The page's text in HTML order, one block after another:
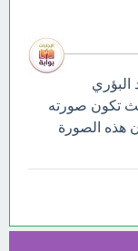
تكون صورته
هذه الصورة